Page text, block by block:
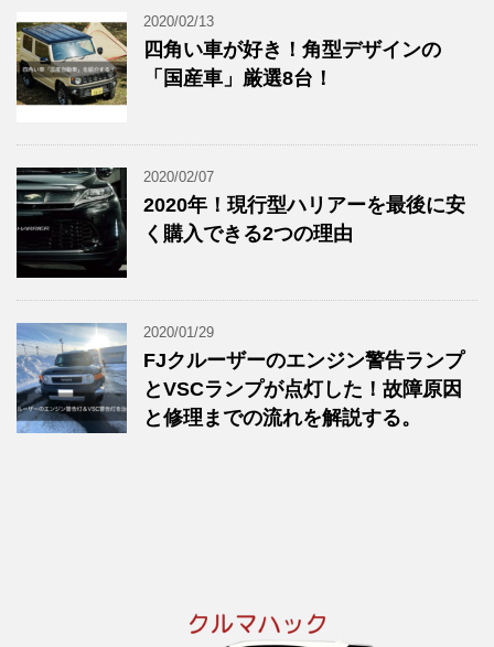
2020/02/13
四角い車が好き！角型デザインの
「国産車」厳選8台！
2020/02/07
2020年！現行型ハリアーを最後に安
く購入できる2つの理由
2020/01/29
FJクルーザーのエンジン警告ランプ
とVSCランプが点灯した！故障原因
と修理までの流れを解説する。